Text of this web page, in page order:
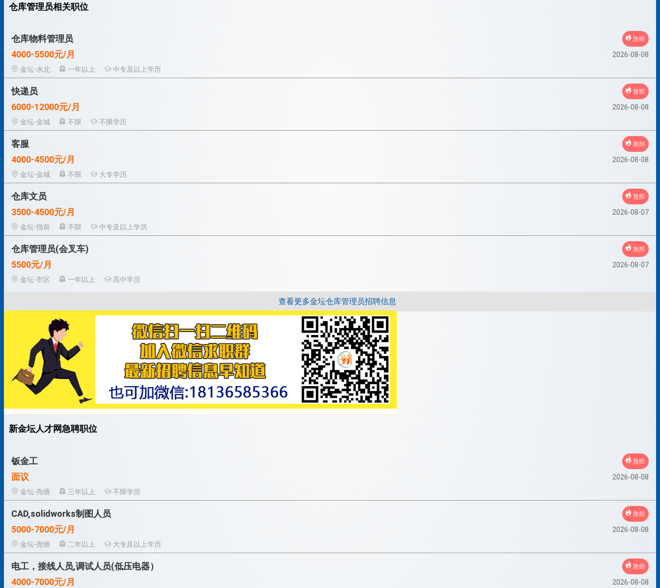
仓库管理员相关职位
仓库物料管理员 急招
4000-5500元/月
2026-08-08
金坛-水北
一年以上 中专及以上学历
快递员 急招
6000-12000元/月
2026-08-08
金坛-金城
不限 不限学历
客服 急招
4000-4500元/月
2026-08-08
金坛-金城
不限 大专学历
仓库文员 急招
3500-4500元/月
2026-08-07
金坛-指前
不限 中专及以上学历
仓库管理员(会叉车) 急招
5500元/月
2026-08-07
金坛-市区
一年以上 高中学历
查看更多金坛仓库管理员招聘信息
新金坛人才网急聘职位
钣金工 急招
面议
2026-08-08
金坛-尧塘
三年以上 不限学历
CAD,solidworks制图人员 急招
5000-7000元/月
2026-08-08
金坛-尧塘
二年以上 大专及以上学历
电工，接线人员,调试人员(低压电器） 急招
4000-7000元/月
2026-08-08